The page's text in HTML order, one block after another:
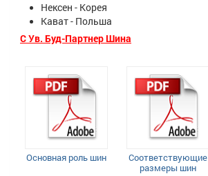
Нексен - Корея
Кават - Польша
С Ув. Буд-Партнер Шина
Основная роль шин
Соответствующие
размеры шин